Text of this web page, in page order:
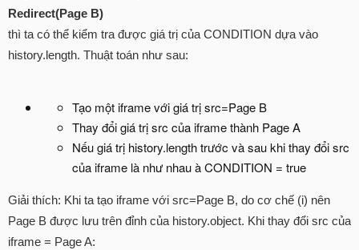
Redirect(Page B)
thì ta có thể kiểm tra được giá trị của CONDITION dựa vào
history.length. Thuật toán như sau:
Tạo một iframe với giá trị src=Page B
Thay đổi giá trị src của iframe thành Page A
Nếu giá trị history.length trước và sau khi thay đổi src
của iframe là như nhau à CONDITION = true
Giải thích: Khi ta tạo iframe với src=Page B, do cơ chế (i) nên
Page B được lưu trên đỉnh của history.object. Khi thay đổi src của
iframe = Page A: